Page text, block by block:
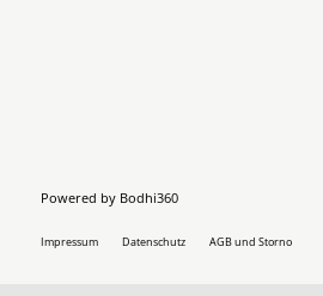
Powered by Bodhi360
Impressum Datenschutz AGB und Storno